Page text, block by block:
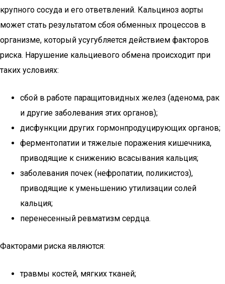
крупного сосуда и его ответвлений. Кальциноз аорты
может стать результатом сбоя обменных процессов в
организме, который усугубляется действием факторов
риска. Нарушение кальциевого обмена происходит при
таких условиях:
сбой в работе паращитовидных желез (аденома, рак
и другие заболевания этих органов);
дисфункции других гормонпродуцирующих органов;
ферментопатии и тяжелые поражения кишечника,
приводящие к снижению всасывания кальция;
заболевания почек (нефропатии, поликистоз),
приводящие к уменьшению утилизации солей
кальция;
перенесенный ревматизм сердца.
Факторами риска являются:
травмы костей, мягких тканей;